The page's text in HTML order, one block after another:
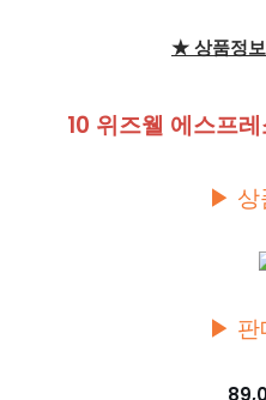
★ 상품정
10 위즈웰 에스프
▶ 상
▶ 판